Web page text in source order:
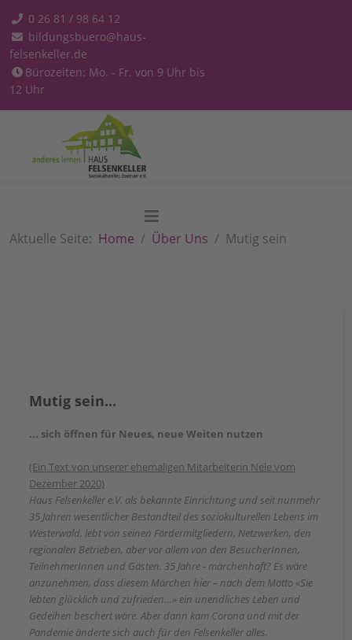
0 26 81 / 98 64 12
bildungsbuero@haus-
felsenkeller.de
Bürozeiten: Mo. - Fr. von 9 Uhr bis
12 Uhr
Aktuelle Seite: Home Über Uns Mutig sein
Mutig sein...
... sich öffnen für Neues, neue Weiten nutzen
(Ein Text von unserer ehemaligen Mitarbeiterin Nele vom
Dezember 2020)
Haus Felsenkeller e.V. als bekannte Einrichtung und seit nunmehr
35 Jahren wesentlicher Bestandteil des soziokulturellen Lebens im
Westerwald, lebt von seinen Fördermitgliedern, Netzwerken, den
regionalen Betrieben, aber vor allem von den BesucherInnen,
TeilnehmerInnen und Gästen. 35 Jahre - märchenhaft? Es wäre
anzunehmen, dass diesem Märchen hier – nach dem Motto «Sie
lebten glücklich und zufrieden…» ein unendliches Leben und
Gedeihen beschert wäre. Aber dann kam Corona und mit der
Pandemie änderte sich auch für den Felsenkeller alles.